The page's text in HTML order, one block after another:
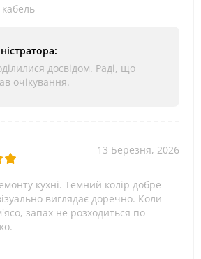
досвідом. Раді, що
очікування.
13 Березня, 2026
кухні. Темний колір добре
виглядає доречно. Коли
запах не розходиться по